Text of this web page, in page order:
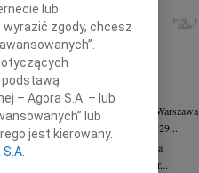
Warszawa
Wydziału dr hab. Julii Kubisie,...
Warszawa
kochanej i dzielnej Marylce Butruk...
Duniecwiek: 79
Warszawa
żalem przyjęliśmy wiadomość, że 29...
Kościelska
Warszawa
3 sierpnia 2026 roku zmarła Profesor...
lub
zgody, chcesz
podstawą
– Agora S.A. – lub
lub
jest kierowany.